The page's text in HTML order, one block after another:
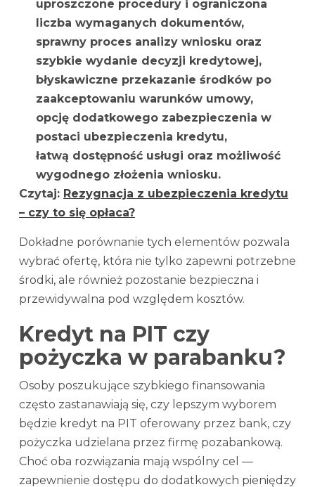
uproszczone procedury i ograniczona
liczba wymaganych dokumentów,
sprawny proces analizy wniosku oraz
szybkie wydanie decyzji kredytowej,
błyskawiczne przekazanie środków po
zaakceptowaniu warunków umowy,
opcję dodatkowego zabezpieczenia w
postaci ubezpieczenia kredytu,
łatwą dostępność usługi oraz możliwość
wygodnego złożenia wniosku.
Czytaj: Rezygnacja z ubezpieczenia kredytu
– czy to się opłaca?
Dokładne porównanie tych elementów pozwala
wybrać ofertę, która nie tylko zapewni potrzebne
środki, ale również pozostanie bezpieczna i
przewidywalna pod względem kosztów.
Kredyt na PIT czy
pożyczka w parabanku?
Osoby poszukujące szybkiego finansowania
często zastanawiają się, czy lepszym wyborem
będzie kredyt na PIT oferowany przez bank, czy
pożyczka udzielana przez firmę pozabankową.
Choć oba rozwiązania mają wspólny cel —
zapewnienie dostępu do dodatkowych pieniędzy